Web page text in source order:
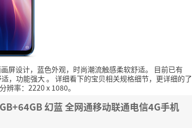
屏设计，蓝色外观，时尚潮流触感柔软舒适。
目前已有
，功能强大。 详细看下的宝贝相关规格细节，更详细的了
率：2220 x 1080。
幻蓝 全网通移动联通电信4G手机